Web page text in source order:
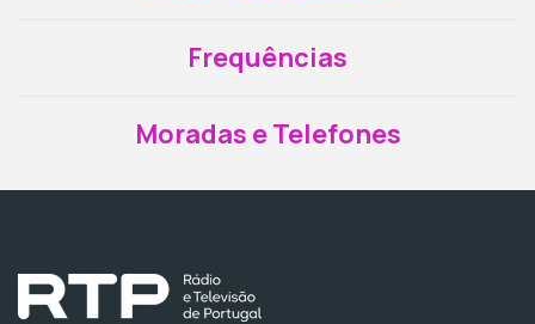
Frequências
Moradas e Telefones